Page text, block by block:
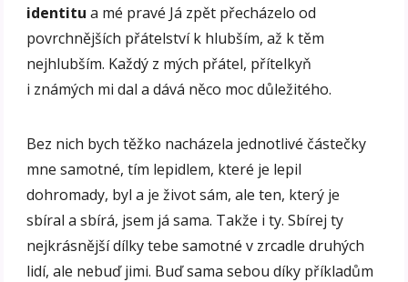
identitu a mé pravé Já zpět přecházelo od
povrchnějších přátelství k hlubším, až k těm
nejhlubším. Každý z mých přátel, přítelkyň
i známých mi dal a dává něco moc důležitého.
Bez nich bych těžko nacházela jednotlivé částečky
mne samotné, tím lepidlem, které je lepil
dohromady, byl a je život sám, ale ten, který je
sbíral a sbírá, jsem já sama. Takže i ty. Sbírej ty
nejkrásnější dílky tebe samotné v zrcadle druhých
lidí, ale nebuď jimi. Buď sama sebou díky příkladům